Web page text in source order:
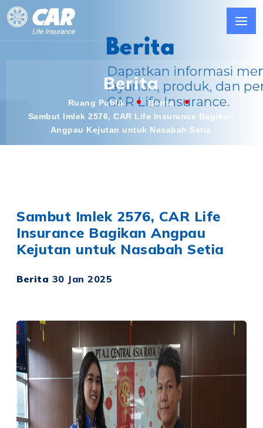
Berita
Ruang Publik
Berita
Sambut Imlek 2576, CAR Life Insurance Bagikan
Angpau Kejutan untuk Nasabah Setia
Sambut Imlek 2576, CAR Life
Insurance Bagikan Angpau
Kejutan untuk Nasabah Setia
Berita 30 Jan 2025